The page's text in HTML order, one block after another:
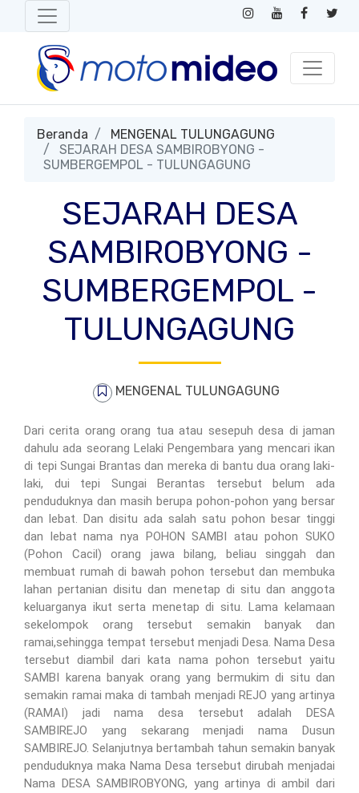
Beranda
MENGENAL TULUNGAGUNG
SEJARAH DESA SAMBIROBYONG -
SUMBERGEMPOL - TULUNGAGUNG
SEJARAH DESA
SAMBIROBYONG -
SUMBERGEMPOL -
TULUNGAGUNG
MENGENAL TULUNGAGUNG
Dari cerita orang orang tua atau sesepuh desa di jaman
dahulu ada seorang Lelaki Pengembara yang mencari ikan
di tepi Sungai Brantas dan mereka di bantu dua orang laki-
laki, dui tepi Sungai Berantas tersebut belum ada
penduduknya dan masih berupa pohon-pohon yang bersar
dan lebat. Dan disitu ada salah satu pohon besar tinggi
dan lebat nama nya POHON SAMBI atau pohon SUKO
(Pohon Cacil) orang jawa bilang, beliau singgah dan
membuat rumah di bawah pohon tersebut dan membuka
lahan pertanian disitu dan menetap di situ dan anggota
keluarganya ikut serta menetap di situ. Lama kelamaan
sekelompok orang tersebut semakin banyak dan
ramai,sehingga tempat tersebut menjadi Desa. Nama Desa
tersebut diambil dari kata nama pohon tersebut yaitu
SAMBI karena banyak orang yang bermukim di situ dan
semakin ramai maka di tambah menjadi REJO yang artinya
(RAMAI) jadi nama desa tersebut adalah DESA
SAMBIREJO yang sekarang menjadi nama Dusun
SAMBIREJO. Selanjutnya bertambah tahun semakin banyak
penduduknya maka Nama Desa tersebut dirubah menjadai
Nama DESA SAMBIROBYONG, yang artinya di ambil dari